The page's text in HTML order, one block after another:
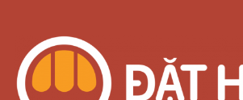
content